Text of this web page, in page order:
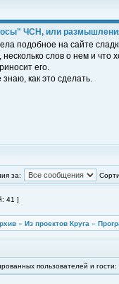
ЧСН, или
подобное на сайте
слов о нем и что
его.
как это сделать.
за:
41 ]
» Из проектов Круга »
пользователей и гости: